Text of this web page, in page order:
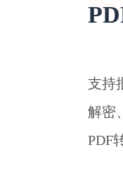
支持
解密
PDF